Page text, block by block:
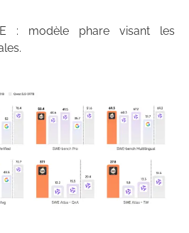
: modèle phare visant les